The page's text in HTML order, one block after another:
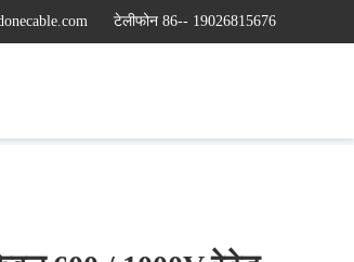
टेलीफोन 86-- 19026815676